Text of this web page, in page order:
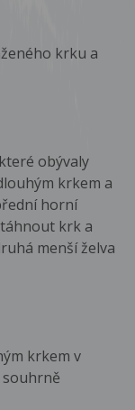
krku a
obývaly
krkem a
horní
krk a
menší želva
krkem v
souhrně